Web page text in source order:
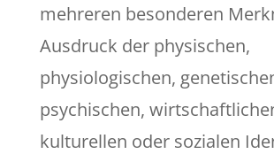
mehreren besonderen
Ausdruck der physischen,
physiologischen,
psychischen,
kulturellen oder sozialen